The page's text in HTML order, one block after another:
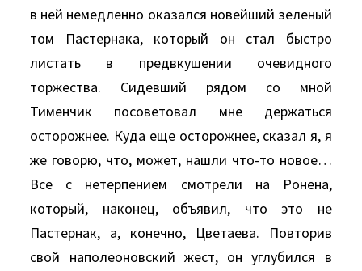
в ней немедленно оказался новейший зеленый
том Пастернака, который он стал быстро
листать в предвкушении очевидного
торжества. Сидевший рядом со мной
Тименчик посоветовал мне держаться
осторожнее. Куда еще осторожнее, сказал я, я
же говорю, что, может, нашли что-то новое…
Все с нетерпением смотрели на Ронена,
который, наконец, объявил, что это не
Пастернак, а, конечно, Цветаева. Повторив
свой наполеоновский жест, он углубился в